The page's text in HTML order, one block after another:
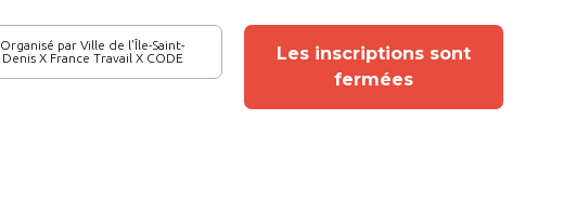
Organisé par Ville de l'Île-Saint-
Denis X France Travail X CODE
Les inscriptions sont
fermées